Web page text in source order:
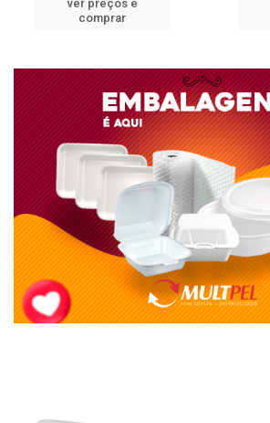
ver preços e
comprar